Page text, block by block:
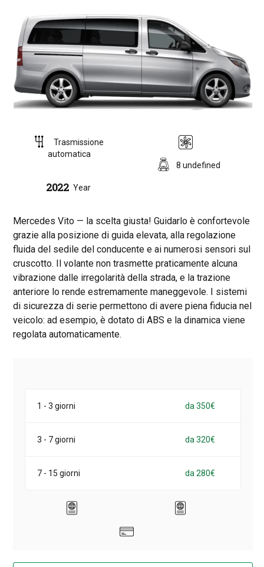
Trasmissione
automatica
8 undefined
2022 Year
Mercedes Vito — la scelta giusta! Guidarlo è confortevole
grazie alla posizione di guida elevata, alla regolazione
fluida del sedile del conducente e ai numerosi sensori sul
cruscotto. Il volante non trasmette praticamente alcuna
vibrazione dalle irregolarità della strada, e la trazione
anteriore lo rende estremamente maneggevole. I sistemi
di sicurezza di serie permettono di avere piena fiducia nel
veicolo: ad esempio, è dotato di ABS e la dinamica viene
regolata automaticamente.
1 - 3 giorni da 350€
3 - 7 giorni da 320€
7 - 15 giorni da 280€